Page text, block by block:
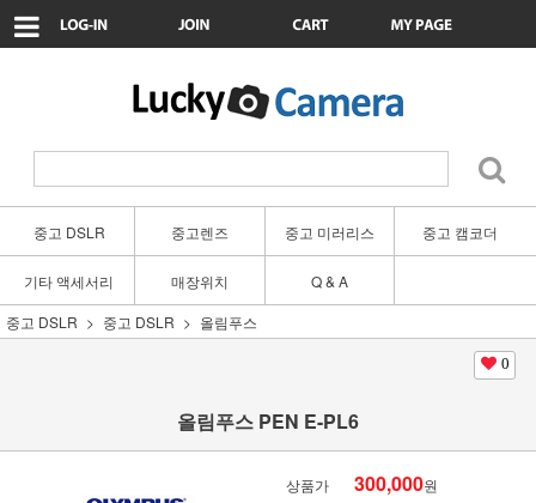
중고 DSLR 중고렌즈 중고 미러리스 중고 캠코더
기타 액세서리 매장위치
Q & A
중고 DSLR
중고 DSLR 올림푸스
0
올림푸스 PEN E-PL6
상품가 300,000원